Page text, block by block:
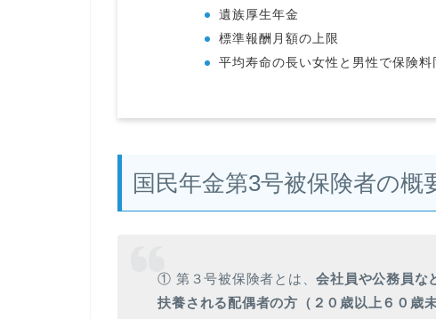
遺族厚生年金
標準報酬月額の上限
平均寿命の長い女性と男性で保険料
国民年金第3号被保険者の概
① 第３号被保険者とは、会社員や公務員な
扶養される配偶者の方（２０歳以上６０歳